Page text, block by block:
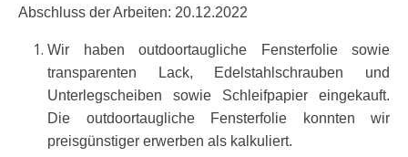
Abschluss der Arbeiten: 20.12.2022
Wir haben outdoortaugliche Fensterfolie sowie
transparenten Lack, Edelstahlschrauben und
Unterlegscheiben sowie Schleifpapier eingekauft.
Die outdoortaugliche Fensterfolie konnten wir
preisgünstiger erwerben als kalkuliert.